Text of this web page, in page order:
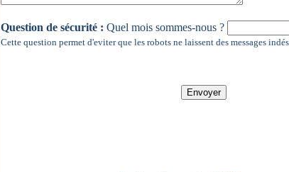
Question de sécurité : Quel mois sommes-nous ?
Cette question permet d'eviter que les robots ne laissent des messages